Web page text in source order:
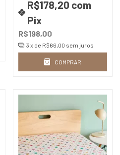
R$198,00
R$178,20 com
Pix
3 x de R$66,00 sem juros
COMPRAR